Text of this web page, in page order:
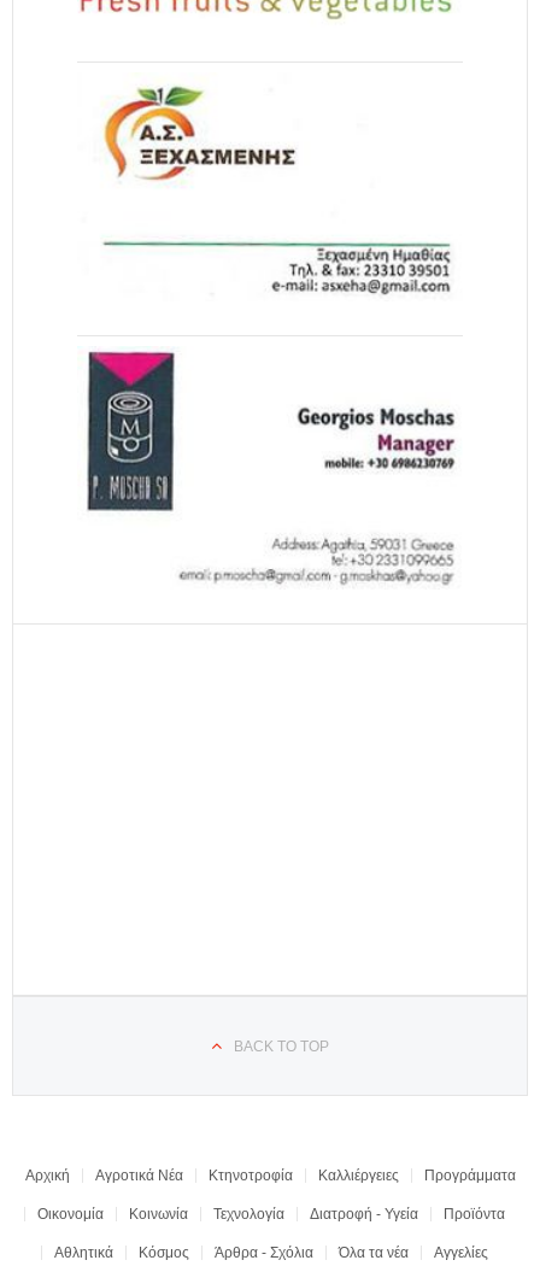
BACK TO TOP
Αρχική Αγροτικά Νέα Κτηνοτροφία Καλλιέργειες Προγράμματα
Οικονομία Κοινωνία Τεχνολογία Διατροφή - Υγεία Προϊόντα
Αθλητικά Κόσμος Άρθρα - Σχόλια Όλα τα νέα Αγγελίες